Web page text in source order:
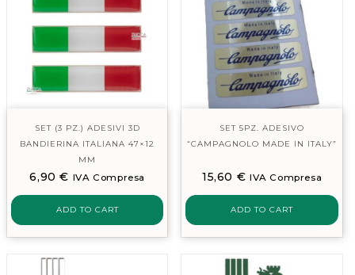
SET (3 PZ.) ADESIVI 3D
BANDIERINA ITALIANA 47×12
MM
6,90€ IVA Compresa
ADD TO CART
SET 5PZ. ADESIVO
“CAMPAGNOLO MADE IN ITALY”
15,60 € IVA Compresa
ADD TO CART